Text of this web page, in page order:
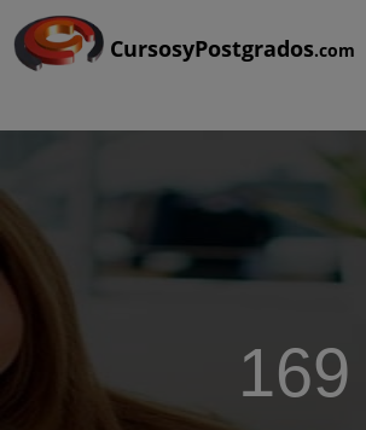
CursosyPostgrados.com
169